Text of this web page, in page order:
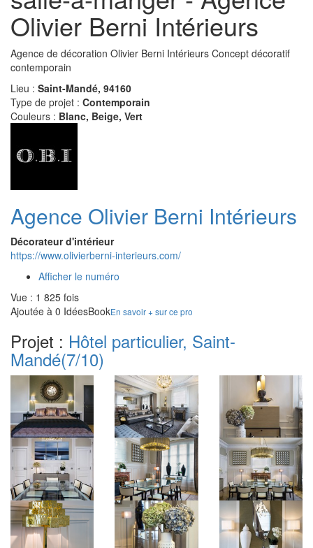
Olivier Berni Intérieurs
Agence de décoration Olivier Berni Intérieurs Concept décoratif
contemporain
Lieu : Saint-Mandé, 94160
Type de projet : Contemporain
Couleurs : Blanc, Beige, Vert
Agence Olivier Berni Intérieurs
Décorateur d'intérieur
https://www.olivierberni-interieurs.com/
Afficher le numéro
Vue : 1 825 fois
Ajoutée à 0 IdéesBookEn savoir + sur ce pro
Projet : Hôtel particulier, Saint-
Mandé(7/10)